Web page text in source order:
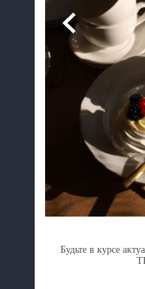
Будьте в курсе